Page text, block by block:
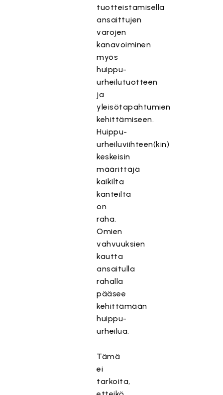
tuotteistamisella
ansaittujen
varojen
kanavoiminen
myös
huippu-
urheilutuotteen
ja
yleisötapahtumien
kehittämiseen.
Huippu-
urheiluviihteen(kin)
keskeisin
määrittäjä
kaikilta
kanteilta
on
raha.
Omien
vahvuuksien
kautta
ansaitulla
rahalla
pääsee
kehittämään
huippu-
urheilua.
Tämä
ei
tarkoita,